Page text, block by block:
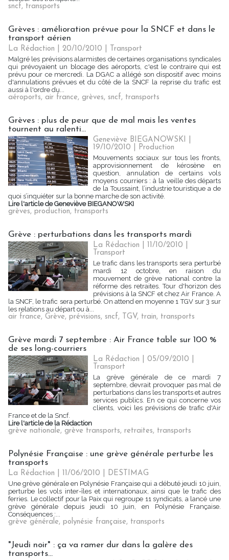
sncf, transports
Grèves : amélioration prévue pour la SNCF et dans le
transport aérien
La Rédaction | 20/10/2010
Transport
Malgré les prévisions alarmistes de certaines organisations syndicales
qui prévoyaient un blocage des aéroports, c'est le contraire qui est
prévu pour ce mercredi. La DGAC a allégé son dispositif avec moins
d'annulations prévues et du côté de la SNCF la reprise du trafic est
aussi à l'ordre du...
aéroports, air france, grèves, sncf, transports
Grèves : plus de peur que de mal mais les ventes
tournent au ralenti...
Geneviève BIEGANOWSKI |
19/10/2010
Production
Mouvements sociaux sur tous les fronts,
approvisionnement de kérosène en
question, annulation de certains vols
moyens courriers : à la veille des départs
de la Toussaint, l’industrie touristique a de
quoi s’inquiéter sur la bonne marche de son activité.
Lire l'article de Geneviève BIEGANOWSKI
grèves, production, transports
Grève : perturbations dans les transports mardi
La Rédaction | 11/10/2010
Transport
Le trafic dans les transports sera perturbé
mardi 12 octobre, en raison du
mouvement de grève national contre la
réforme des retraites. Tour d'horizon des
prévisions à la SNCF et chez Air France. A
la SNCF, le trafic sera perturbé. On attend en moyenne 1 TGV sur 3 sur
les relations au départ ou à...
air france, Grève, prévisions, sncf, TGV, train, transports
Grève mardi 7 septembre : Air France table sur 100 %
de ses long-courriers
La Rédaction | 05/09/2010
Transport
La grève générale de ce mardi 7
septembre, devrait provoquer pas mal de
perturbations dans les transports et autres
services publics. En ce qui concerne vos
clients, voici les prévisions de trafic d'Air
France et de la Sncf.
Lire l'article de la Rédaction
grève nationale, grève transports, retraites, transports
Polynésie Française : une grève générale perturbe les
transports
La Rédaction | 11/06/2010
DESTIMAG
Une grève générale en Polynésie Française qui a débuté jeudi 10 juin,
perturbe les vols inter-îles et internationaux, ainsi que le trafic des
ferries. Le collectif pour la Paix qui regroupe 11 syndicats, a lancé une
grève générale depuis jeudi 10 juin, en Polynésie Française.
Conséquences :...
grève générale, polynésie française, transports
"Jeudi noir" : ça va ramer dur dans la galère des
transports...